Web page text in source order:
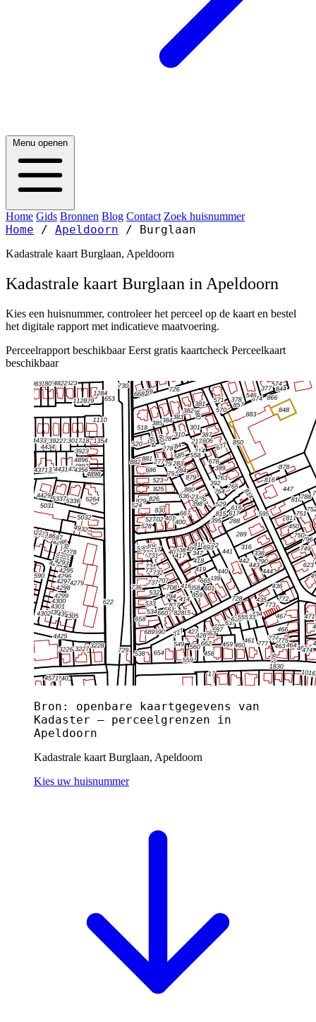
Menu openen
Home Gids Bronnen Blog Contact Zoek huisnummer
Home / Apeldoorn / Burglaan
Kadastrale kaart Burglaan, Apeldoorn
Kadastrale kaart Burglaan in Apeldoorn
Kies een huisnummer, controleer het perceel op de kaart en bestel
het digitale rapport met indicatieve maatvoering.
Perceelrapport beschikbaar Eerst gratis kaartcheck Perceelkaart
beschikbaar
Bron: openbare kaartgegevens van
Kadaster — perceelgrenzen in
Apeldoorn
Kadastrale kaart Burglaan, Apeldoorn
Kies uw huisnummer